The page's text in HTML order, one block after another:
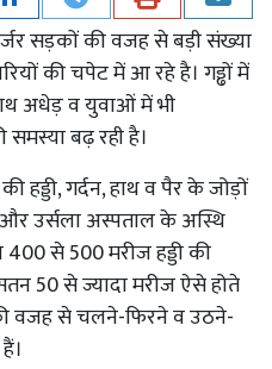
सड़कों की वजह से बड़ी संख्या
की चपेट में आ रहे है। गड्ढों में
अधेड़ व युवाओं में भी
समस्या बढ़ रही है।
हड्डी, गर्दन, हाथ व पैर के जोड़ों
उर्सला अस्पताल के अस्थि
400 से 500 मरीज हड्डी की
50 से ज्यादा मरीज ऐसे होते
वजह से चलने-फिरने व उठने-